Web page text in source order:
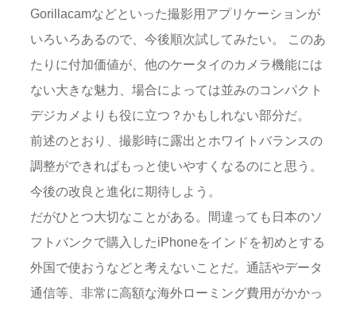
Gorillacamなどといった撮影用アプリケーションが
いろいろあるので、今後順次試してみたい。 このあ
たりに付加価値が、他のケータイのカメラ機能には
ない大きな魅力、場合によっては並みのコンパクト
デジカメよりも役に立つ？かもしれない部分だ。
前述のとおり、撮影時に露出とホワイトバランスの
調整ができればもっと使いやすくなるのにと思う。
今後の改良と進化に期待しよう。
だがひとつ大切なことがある。間違っても日本のソ
フトバンクで購入したiPhoneをインドを初めとする
外国で使おうなどと考えないことだ。通話やデータ
通信等、非常に高額な海外ローミング費用がかかっ